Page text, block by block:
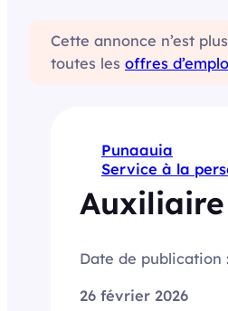
Cette annonce n’est
toutes les offres
Punaauia
Service à la
Date de publication :
26 février 2026